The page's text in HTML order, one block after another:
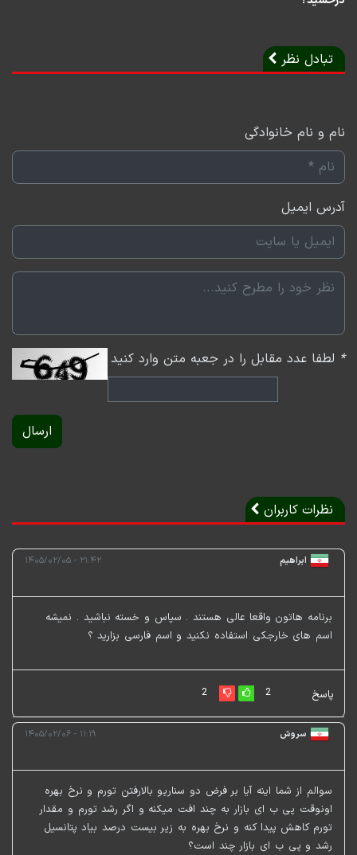
تبادل نظر
نام و نام خانوادگی
آدرس ایمیل
* لطفا عدد مقابل را در جعبه متن وارد کنید
ارسال
نظرات کاربران
ابراهیم ۲۱:۴۲ - ۱۴۰۵/۰۲/۰۵
برنامه هاتون واقعا عالی هستند . سپاس و خسته نباشید . نمیشه
اسم های خارجکی استفاده نکنید و اسم فارسی بزارید ؟
پاسخ 2
2
سروش ۱۱:۱۹ - ۱۴۰۵/۰۲/۰۶
سوالم از شما اینه آیا بر فرض دو سناریو بالارفتن تورم و نرخ بهره
اونوقت پی ب ای بازار به چند افت میکنه و اگر رشد تورم و مقدار
تورم کاهش پیدا کنه و نرخ بهره به زیر بیست درصد بیاد پتانسیل
رشد و پی ب ای بازار چند است؟